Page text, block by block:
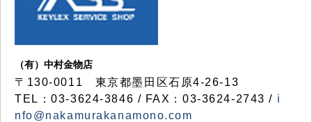
（有）中村金物店
〒130-0011 東京都墨田区石原4-26-13
TEL：03-3624-3846 / FAX：03-3624-2743 / i
nfo@nakamurakanamono.com